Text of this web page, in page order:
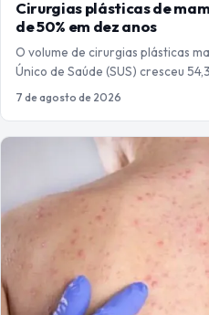
Cirurgias plásticas de
de 50% em dez anos
O volume de cirurgias plásticas
Único de Saúde (SUS) cresceu
7 de agosto de 2026